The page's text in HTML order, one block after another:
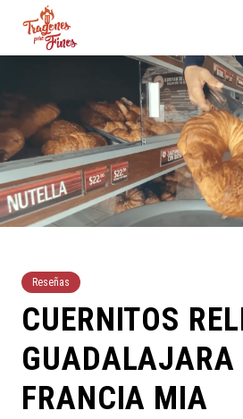
Reseñas
CUERNITOS
FRANCIA MIA